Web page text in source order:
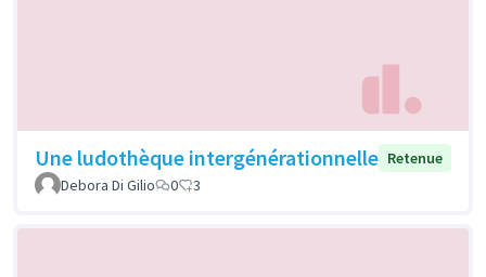
Une ludothèque intergénérationnelle Retenue
Debora Di Gilio
0 3